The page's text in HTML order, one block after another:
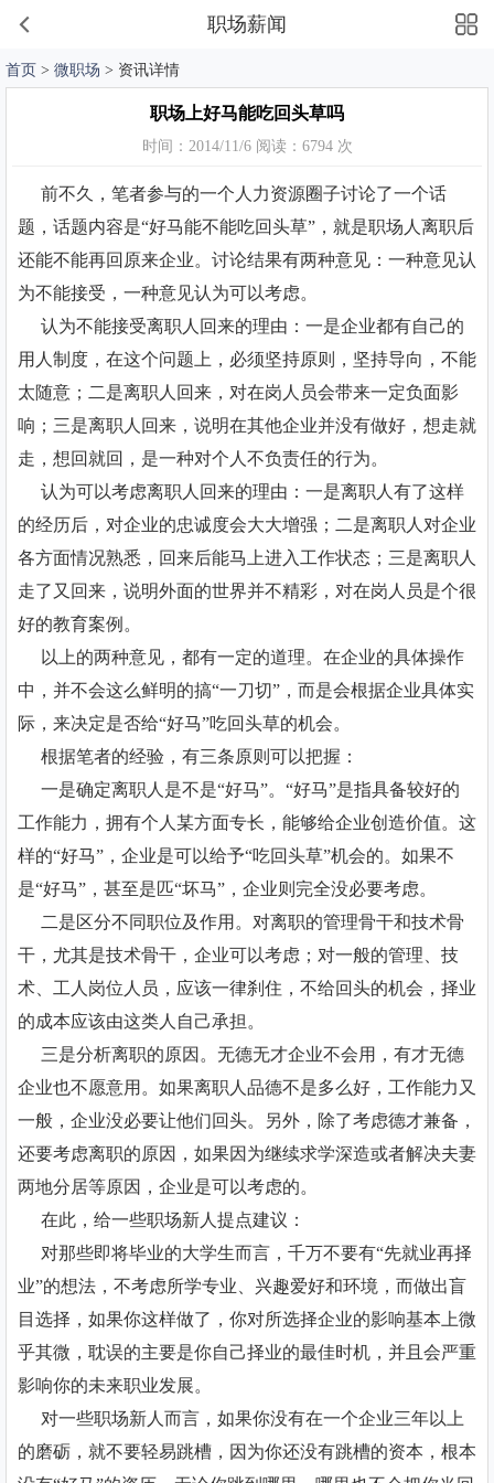
职场薪闻
首页 > 微职场 > 资讯详情
职场上好马能吃回头草吗
时间：2014/11/6 阅读：6794 次
前不久，笔者参与的一个人力资源圈子讨论了一个话
题，话题内容是“好马能不能吃回头草”，就是职场人离职后
还能不能再回原来企业。讨论结果有两种意见：一种意见认
为不能接受，一种意见认为可以考虑。
认为不能接受离职人回来的理由：一是企业都有自己的
用人制度，在这个问题上，必须坚持原则，坚持导向，不能
太随意；二是离职人回来，对在岗人员会带来一定负面影
响；三是离职人回来，说明在其他企业并没有做好，想走就
走，想回就回，是一种对个人不负责任的行为。
认为可以考虑离职人回来的理由：一是离职人有了这样
的经历后，对企业的忠诚度会大大增强；二是离职人对企业
各方面情况熟悉，回来后能马上进入工作状态；三是离职人
走了又回来，说明外面的世界并不精彩，对在岗人员是个很
好的教育案例。
以上的两种意见，都有一定的道理。在企业的具体操作
中，并不会这么鲜明的搞“一刀切”，而是会根据企业具体实
际，来决定是否给“好马”吃回头草的机会。
根据笔者的经验，有三条原则可以把握：
一是确定离职人是不是“好马”。“好马”是指具备较好的
工作能力，拥有个人某方面专长，能够给企业创造价值。这
样的“好马”，企业是可以给予“吃回头草”机会的。如果不
是“好马”，甚至是匹“坏马”，企业则完全没必要考虑。
二是区分不同职位及作用。对离职的管理骨干和技术骨
干，尤其是技术骨干，企业可以考虑；对一般的管理、技
术、工人岗位人员，应该一律刹住，不给回头的机会，择业
的成本应该由这类人自己承担。
三是分析离职的原因。无德无才企业不会用，有才无德
企业也不愿意用。如果离职人品德不是多么好，工作能力又
一般，企业没必要让他们回头。另外，除了考虑德才兼备，
还要考虑离职的原因，如果因为继续求学深造或者解决夫妻
两地分居等原因，企业是可以考虑的。
在此，给一些职场新人提点建议：
对那些即将毕业的大学生而言，千万不要有“先就业再择
业”的想法，不考虑所学专业、兴趣爱好和环境，而做出盲
目选择，如果你这样做了，你对所选择企业的影响基本上微
乎其微，耽误的主要是你自己择业的最佳时机，并且会严重
影响你的未来职业发展。
对一些职场新人而言，如果你没有在一个企业三年以上
的磨砺，就不要轻易跳槽，因为你还没有跳槽的资本，根本